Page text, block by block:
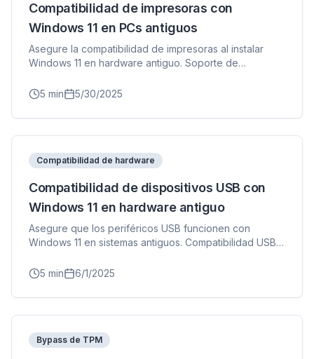
Compatibilidad de impresoras con
Windows 11 en PCs antiguos
Asegure la compatibilidad de impresoras al instalar
Windows 11 en hardware antiguo. Soporte de
5 min 5/30/2025
Compatibilidad de hardware
Compatibilidad de dispositivos USB con
Windows 11 en hardware antiguo
Asegure que los periféricos USB funcionen con
Windows 11 en sistemas antiguos. Compatibilidad USB
5 min 6/1/2025
Bypass de TPM